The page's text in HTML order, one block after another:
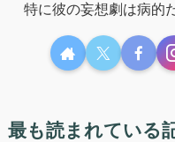
特に彼の妄想劇は病的
最も読まれている